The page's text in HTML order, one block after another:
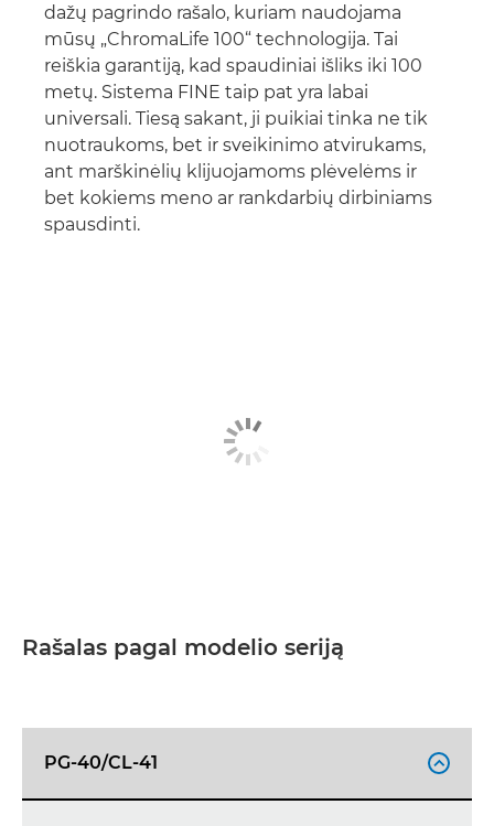
dažų pagrindo rašalo, kuriam naudojama
mūsų „ChromaLife 100“ technologija. Tai
reiškia garantiją, kad spaudiniai išliks iki 100
metų. Sistema FINE taip pat yra labai
universali. Tiesą sakant, ji puikiai tinka ne tik
nuotraukoms, bet ir sveikinimo atvirukams,
ant marškinėlių klijuojamoms plėvelėms ir
bet kokiems meno ar rankdarbių dirbiniams
spausdinti.
Rašalas pagal modelio seriją
PG-40/CL-41 